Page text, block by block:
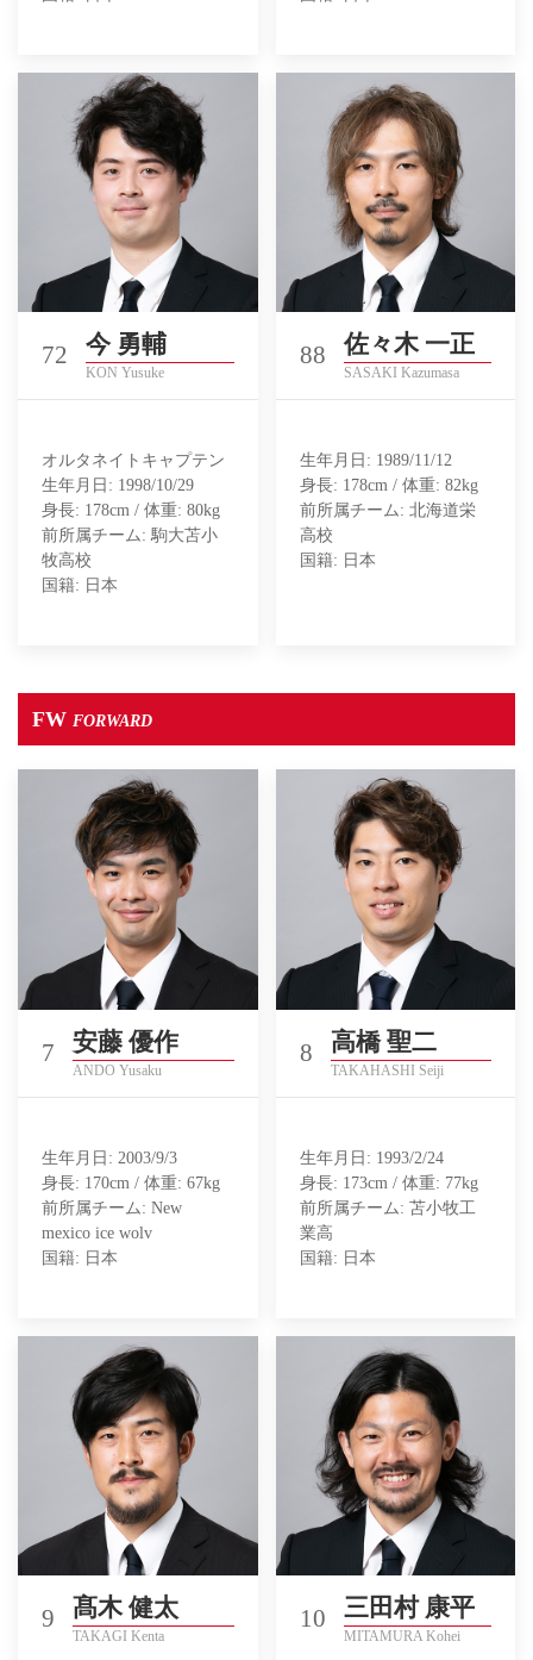
72 今 勇輔
KON Yusuke
オルタネイトキャプテン
生年月日: 1998/10/29
身長: 178cm / 体重: 80kg
前所属チーム: 駒大苫小
牧高校
国籍: 日本
88 佐々木 一正
SASAKI Kazumasa
生年月日: 1989/11/12
身長: 178cm / 体重: 82kg
前所属チーム: 北海道栄
高校
国籍: 日本
FW FORWARD
7 安藤 優作
ANDO Yusaku
生年月日: 2003/9/3
身長: 170cm / 体重: 67kg
前所属チーム: New
mexico ice wolv
国籍: 日本
8 高橋 聖二
TAKAHASHI Seiji
生年月日: 1993/2/24
身長: 173cm / 体重: 77kg
前所属チーム: 苫小牧工
業高
国籍: 日本
9 髙木 健太
TAKAGI Kenta
10 三田村 康平
MITAMURA Kohei